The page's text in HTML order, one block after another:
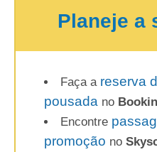
Planeje a
Faça a reserva
pousada no
Encontre
promoção no